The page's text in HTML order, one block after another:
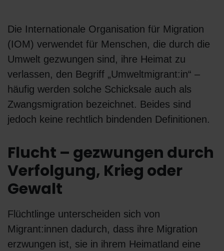
Die Internationale Organisation für Migration
(IOM) verwendet für Menschen, die durch die
Umwelt gezwungen sind, ihre Heimat zu
verlassen, den Begriff „Umweltmigrant:in“ –
häufig werden solche Schicksale auch als
Zwangsmigration bezeichnet. Beides sind
jedoch keine rechtlich bindenden Definitionen.
Flucht – gezwungen durch
Verfolgung, Krieg oder
Gewalt
Flüchtlinge unterscheiden sich von
Migrant:innen dadurch, dass ihre Migration
erzwungen ist, sie in ihrem Heimatland eine